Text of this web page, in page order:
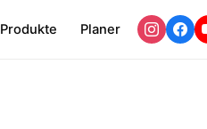
Produkte Planer